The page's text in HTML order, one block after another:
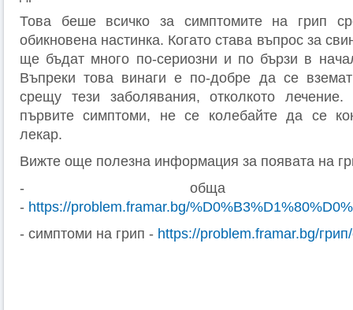
Това беше всичко за симптомите на грип
обикновена настинка. Когато става въпрос за
ще бъдат много по-сериозни и по бързи в
Въпреки това винаги е по-добре да се
срещу тези заболявания, отколкото
първите симптоми, не се колебайте да се
лекар.
Вижте още полезна информация за появата на
- обща
- https://problem.framar.bg/
- симптоми на грип - https://problem.framar.bg/